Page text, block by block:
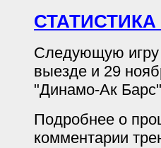
Следующую игру
выезде и 29
"Динамо-Ак
Подробнее о
комментарии